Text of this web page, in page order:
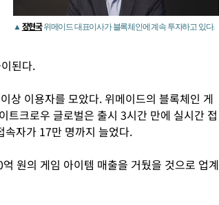
▲ 장현국위메이드 대표이사가 블록체인에 계속 투자하고 있다.
된다.
상 이용자를 모았다. 위메이드의 블록체인 게
트크로우 글로벌은 출시 3시간 만에 실시간 접
자가 17만 명까지 늘었다.
원의 게임 아이템 매출을 거뒀을 것으로 업계